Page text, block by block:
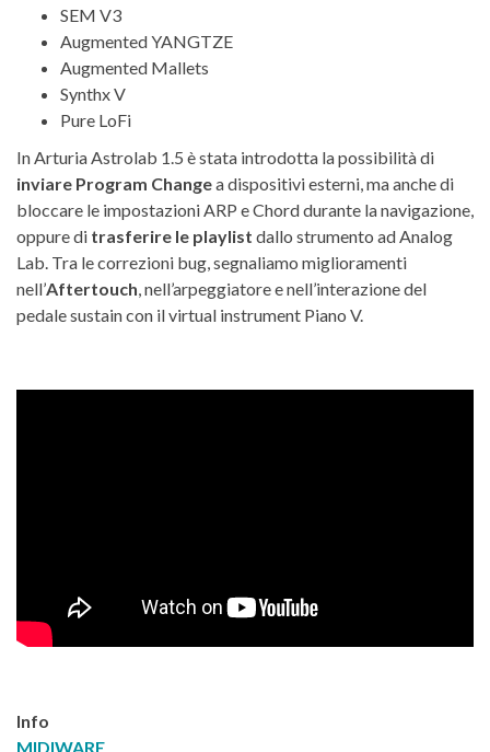
SEM V3
Augmented YANGTZE
Augmented Mallets
Synthx V
Pure LoFi
In Arturia Astrolab 1.5 è stata introdotta la possibilità di
inviare Program Changea dispositivi esterni, ma anche di
bloccare le impostazioni ARP e Chord durante la navigazione,
oppure di trasferire le playlist dallo strumento ad Analog
Lab. Tra le correzioni bug, segnaliamo miglioramenti
nell’Aftertouch, nell’arpeggiatore e nell’interazione del
pedale sustain con il virtual instrument Piano V.
Info
MIDIWARE